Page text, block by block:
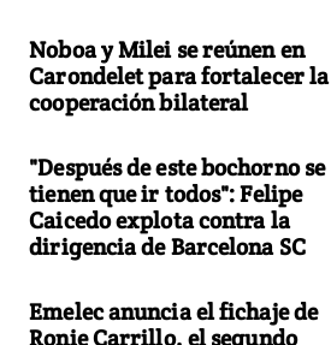
Noboa y Milei se reúnen en
Carondelet para fortalecer la
cooperación bilateral
"Después de este bochorno se
tienen que ir todos": Felipe
Caicedo explota contra la
dirigencia de Barcelona SC
Emelec anuncia el fichaje de
Ronie Carrillo, el segundo